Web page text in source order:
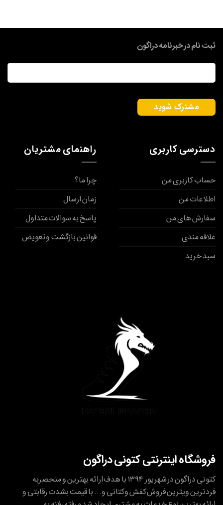
دسترسی کاربری
حساب کاربری من
اطلاعات من
سفارش های من
علاقه مندی
سبد خرید
ثبت نام در خبرنامه دراگون
ایمیل*
راهنمای مشتریان
چرا ما؟
زمان ارسال
پاسخ به سوالات متداول
قوانین بازگشت و تعویض
فروشگاه اینترنتی کتونی دراگون
کتونی دراگون در شهریور ۱۳۹۴ با هدف ارائه بهترین و منحصربه
فردترین ویترین فروش کفش وکتانی و... با قیمت بشدت رقابتی و